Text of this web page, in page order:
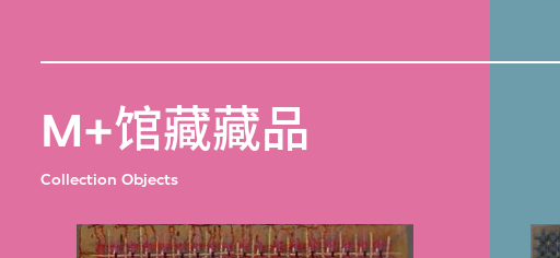
M+馆藏藏品
Collection Objects